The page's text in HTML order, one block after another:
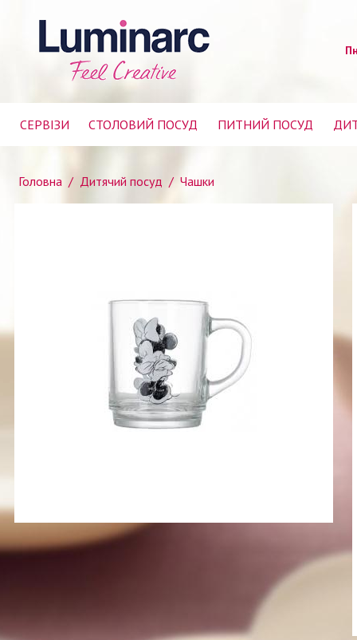
СЕРВІЗИ СТОЛОВИЙ ПОСУД ПИТНИЙ ПОСУД
Головна / Дитячий посуд / Чашки